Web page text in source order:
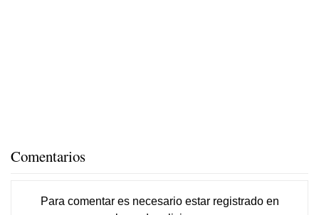
Comentarios
Para comentar es necesario estar registradoen